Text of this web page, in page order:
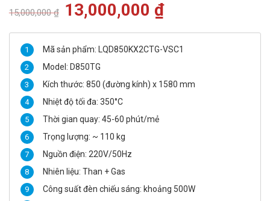
15,000,000₫
Giá
gốc
13,000,000 ₫Giá
13,000,000 ₫.
Mã sản phẩm: LQD850KX2CTG-VSC1
Model: D850TG
Kích thước: 850 (đường kính) x 1580 mm
Nhiệt độ tối đa: 350°C
Thời gian quay: 45-60 phút/mẻ
Trọng lượng: ~ 110 kg
Nguồn điện: 220V/50Hz
Nhiên liệu: Than + Gas
Công suất đèn chiếu sáng: khoảng 500W